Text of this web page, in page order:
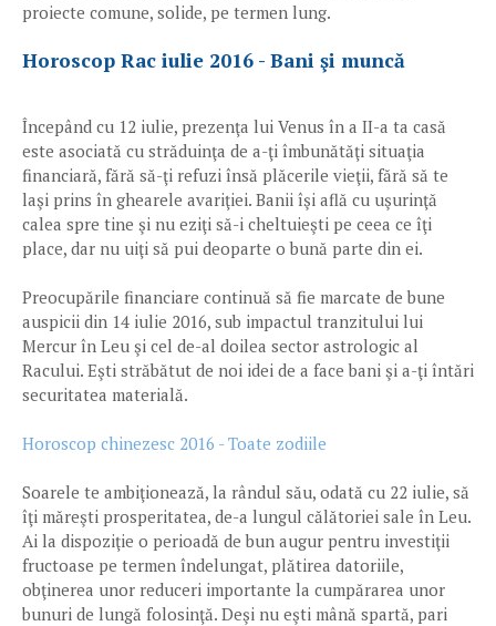
proiecte comune, solide, pe termen lung.
Horoscop Rac iulie 2016 - Bani şi muncă
Începând cu 12 iulie, prezenţa lui Venus în a II-a ta casă
este asociată cu străduinţa de a-ţi îmbunătăţi situaţia
financiară, fără să-ţi refuzi însă plăcerile vieţii, fără să te
laşi prins în ghearele avariţiei. Banii îşi află cu uşurinţă
calea spre tine şi nu eziţi să-i cheltuieşti pe ceea ce îţi
place, dar nu uiţi să pui deoparte o bună parte din ei.
Preocupările financiare continuă să fie marcate de bune
auspicii din 14 iulie 2016, sub impactul tranzitului lui
Mercur în Leu şi cel de-al doilea sector astrologic al
Racului. Eşti străbătut de noi idei de a face bani şi a-ţi întări
securitatea materială.
Horoscop chinezesc 2016 - Toate zodiile
Soarele te ambiţionează, la rândul său, odată cu 22 iulie, să
îţi măreşti prosperitatea, de-a lungul călătoriei sale în Leu.
Ai la dispoziţie o perioadă de bun augur pentru investiţii
fructoase pe termen îndelungat, plătirea datoriile,
obţinerea unor reduceri importante la cumpărarea unor
bunuri de lungă folosinţă. Deşi nu eşti mână spartă, pari